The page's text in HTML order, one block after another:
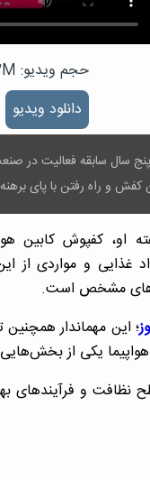
حجم ویدیو: 36.22M
دانلود ویدیو
پنج سال سابقه فعالیت در
کفش و راه رفتن با پای
او، کفپوش کابین
غذایی و مواردی
مشخص است.
؛ این مهماندار
هواپیما یکی از
نظافت و فرآیندهای